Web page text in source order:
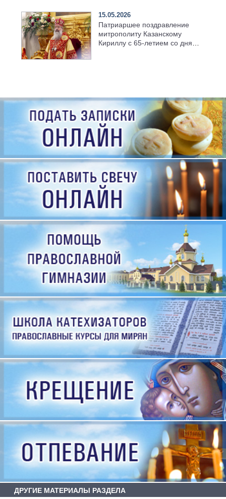
15.05.2026
Патриаршее поздравление
митрополиту Казанскому
Кириллу с 65-летием со дня
ДРУГИЕ МАТЕРИАЛЫ РАЗДЕЛА